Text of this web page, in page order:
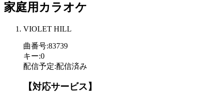
家庭用カラオケ
VIOLET HILL
曲番号:83739
キー:0
配信予定:配信済み
【対応サービス】